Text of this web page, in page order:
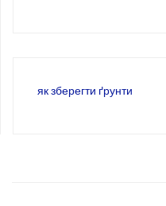
як зберегти ґрунти